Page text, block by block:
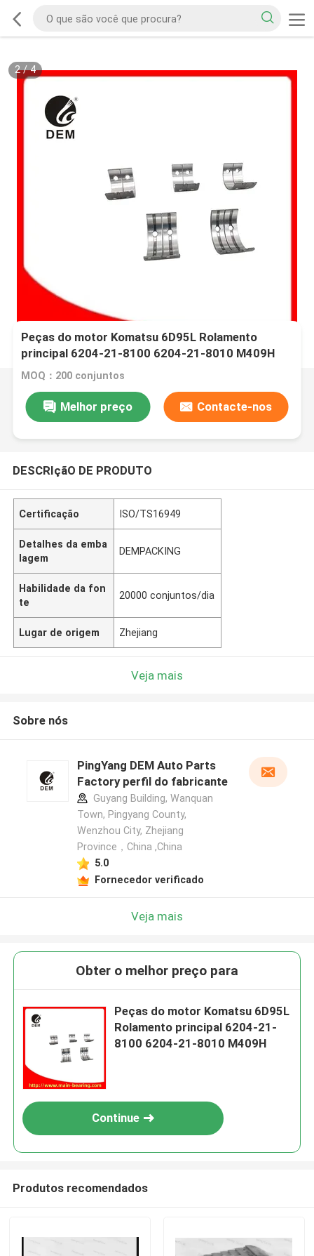
2/4
Peças do motor Komatsu 6D95L Rolamento
principal 6204-21-8100 6204-21-8010 M409H
MOQ：200 conjuntos
Melhor preço Contacte-nos
DESCRIçãO DE PRODUTO
Certificação ISO/TS16949
Detalhes da emba
lagem
DEMPACKING
Habilidade da fon
te
20000 conjuntos/dia
Lugar de origem Zhejiang
Veja mais
Sobre nós
PingYang DEM Auto Parts
Factory perfil do fabricante
Guyang Building, Wanquan
Town, Pingyang County,
Wenzhou City, Zhejiang
Province，China ,China
5.0
Fornecedor verificado
Veja mais
Obter o melhor preço para
Peças do motor Komatsu 6D95L
Rolamento principal 6204-21-
8100 6204-21-8010 M409H
Continue
Produtos recomendados